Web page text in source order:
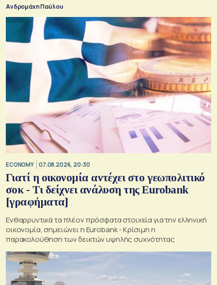
Ανδρομάχη Παύλου
ECONOMY 07.08.2026, 20:30
Γιατί η οικονομία αντέχει στο γεωπολιτικό
σοκ - Τι δείχνει ανάλυση της Eurobank
[γραφήματα]
Ενθαρρυντικά τα πλέον πρόσφατα στοιχεία για την ελληνική
οικονομία, σημειώνει η Eurobank - Kρίσιμη η
παρακολούθηση των δεικτών υψηλής συχνότητας